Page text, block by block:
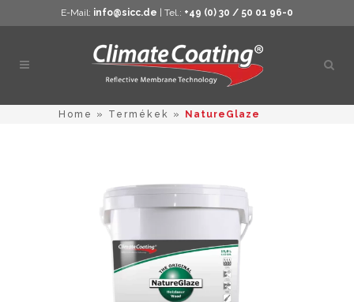
E-Mail: info@sicc.de | Tel.: +49 (0) 30 / 50 01 96-0
Home » Termékek » NatureGlaze